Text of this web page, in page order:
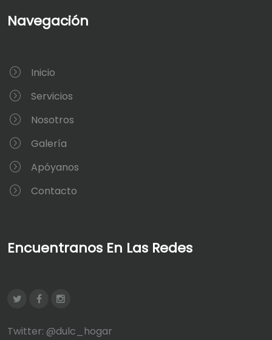
Navegación
Inicio
Servicios
Nosotros
Galería
Apóyanos
Contacto
Encuentranos En Las Redes
Twitter: @dulc_hogar